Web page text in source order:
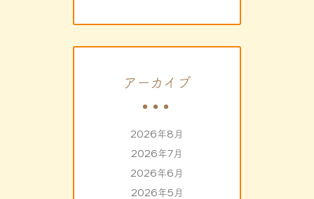
アーカイブ
2026年8月
2026年7月
2026年6月
2026年5月